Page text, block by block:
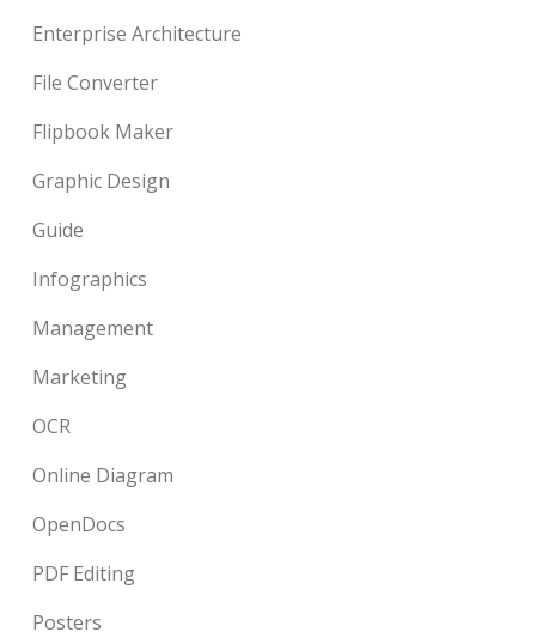
Enterprise Architecture
File Converter
Flipbook Maker
Graphic Design
Guide
Infographics
Management
Marketing
OCR
Online Diagram
OpenDocs
PDF Editing
Posters